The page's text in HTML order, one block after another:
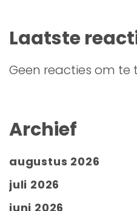
Laatste
Geen reacties om te
Archief
augustus 2026
juli 2026
juni 2026